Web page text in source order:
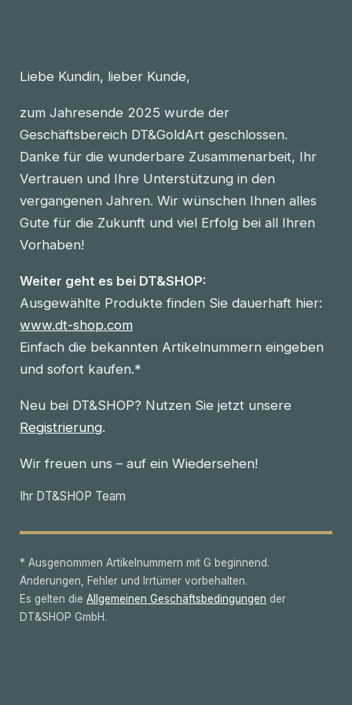
Liebe Kundin, lieber Kunde,
zum Jahresende 2025 wurde der
Geschäftsbereich DT&GoldArt geschlossen.
Danke für die wunderbare Zusammenarbeit, Ihr
Vertrauen und Ihre Unterstützung in den
vergangenen Jahren. Wir wünschen Ihnen alles
Gute für die Zukunft und viel Erfolg bei all Ihren
Vorhaben!
Weiter geht es bei DT&SHOP:
Ausgewählte Produkte finden Sie dauerhaft hier:
www.dt-shop.com
Einfach die bekannten Artikelnummern eingeben
und sofort kaufen.*
Neu bei DT&SHOP? Nutzen Sie jetzt unsere
Registrierung.
Wir freuen uns – auf ein Wiedersehen!
Ihr DT&SHOP Team
* Ausgenommen Artikelnummern mit G beginnend.
Änderungen, Fehler und Irrtümer vorbehalten.
Es gelten die Allgemeinen Geschäftsbedingungen der
DT&SHOP GmbH.